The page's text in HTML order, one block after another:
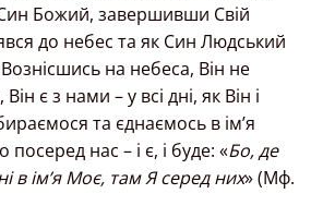
Син Божий, завершивши Свій
до небес та як Син Людський
на небеса, Він не
є з нами – у всі дні, як Він і
та єднаємось в ім’я
посеред нас – і є, і буде: «Бо, де
в ім’я Моє, там Я серед них» (Мф.